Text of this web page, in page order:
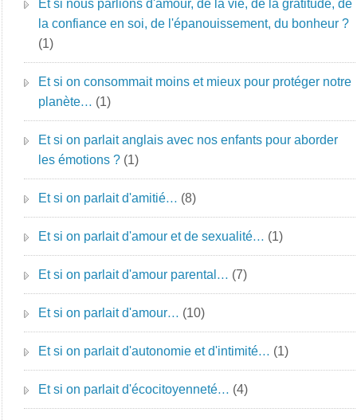
Et si nous parlions d'amour, de la vie, de la gratitude, de
la confiance en soi, de l'épanouissement, du bonheur ?
(1)
Et si on consommait moins et mieux pour protéger notre
planète… (1)
Et si on parlait anglais avec nos enfants pour aborder
les émotions ? (1)
Et si on parlait d'amitié… (8)
Et si on parlait d'amour et de sexualité… (1)
Et si on parlait d'amour parental… (7)
Et si on parlait d'amour… (10)
Et si on parlait d'autonomie et d'intimité… (1)
Et si on parlait d'écocitoyenneté… (4)